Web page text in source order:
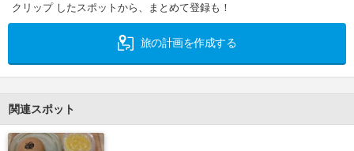
クリップ したスポットから、まとめて登録も！
旅の計画を作成する
関連スポット